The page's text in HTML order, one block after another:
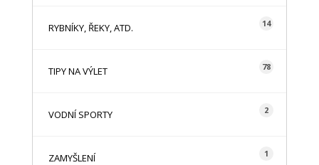
RYBNÍKY, ŘEKY, ATD. 14
TIPY NA VÝLET 78
VODNÍ SPORTY 2
ZAMYŠLENÍ 1